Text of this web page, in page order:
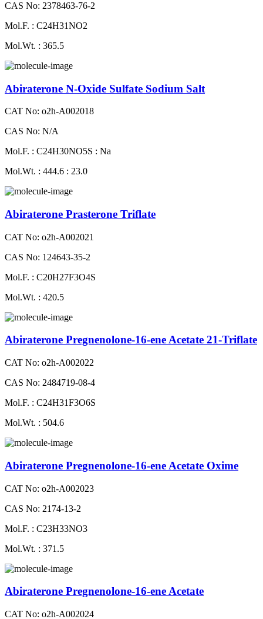
CAS No: 2378463-76-2
Mol.F. : C24H31NO2
Mol.Wt. : 365.5
Abiraterone N-Oxide Sulfate Sodium Salt
CAT No: o2h-A002018
CAS No: N/A
Mol.F. : C24H30NO5S : Na
Mol.Wt. : 444.6 : 23.0
Abiraterone Prasterone Triflate
CAT No: o2h-A002021
CAS No: 124643-35-2
Mol.F. : C20H27F3O4S
Mol.Wt. : 420.5
Abiraterone Pregnenolone-16-ene Acetate 21-Triflate
CAT No: o2h-A002022
CAS No: 2484719-08-4
Mol.F. : C24H31F3O6S
Mol.Wt. : 504.6
Abiraterone Pregnenolone-16-ene Acetate Oxime
CAT No: o2h-A002023
CAS No: 2174-13-2
Mol.F. : C23H33NO3
Mol.Wt. : 371.5
Abiraterone Pregnenolone-16-ene Acetate
CAT No: o2h-A002024